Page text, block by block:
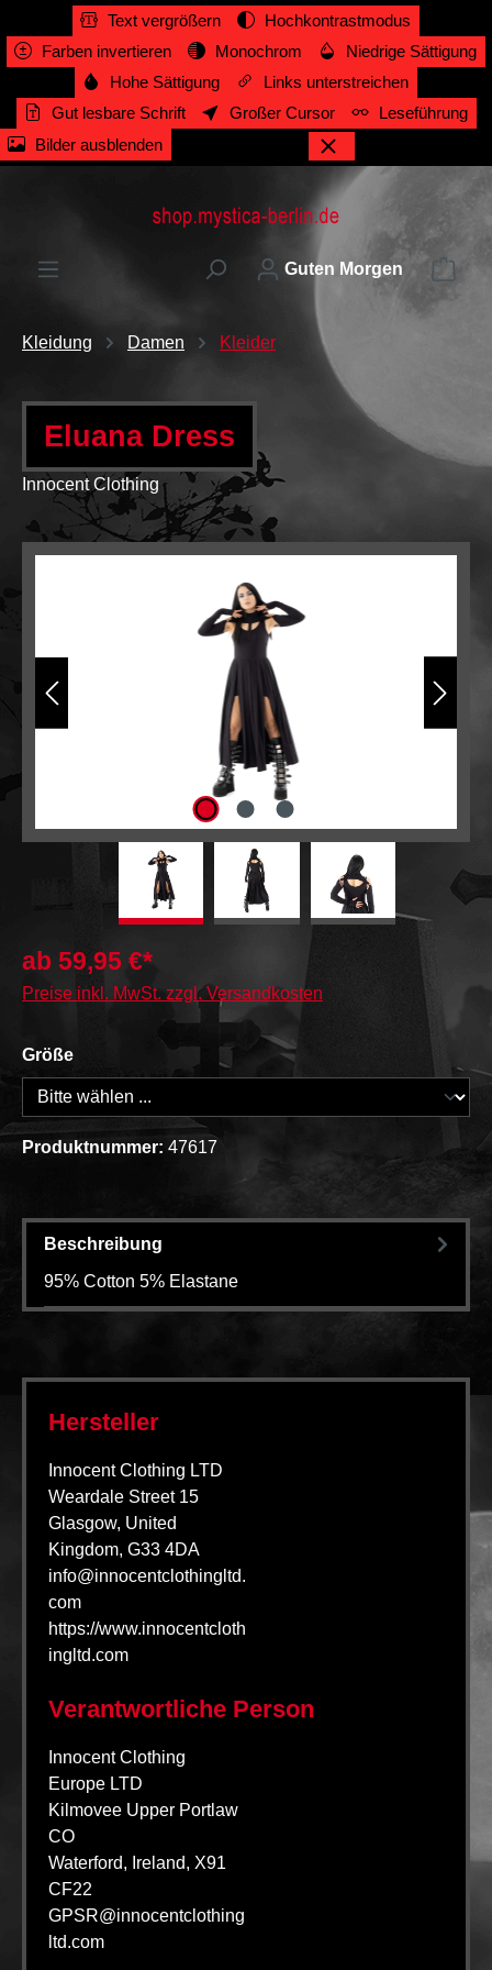
springen Text vergrößern
Hochkontrastmodus
Farben invertieren
Monochrom
Niedrige Sättigung
Hohe Sättigung
Links unterstreichen
Gut lesbare Schrift
Großer Cursor
Leseführung
Bilder ausblenden
Guten Morgen
Kleidung Damen Kleider
Eluana Dress
Innocent Clothing
Bildergalerie überspringen
ab 59,95 €*
Preise inkl. MwSt. zzgl. Versandkosten
Größe
Produktnummer: 47617
Beschreibung
95% Cotton 5% Elastane
Hersteller
Innocent Clothing LTD
Weardale Street 15
Glasgow, United
Kingdom, G33 4DA
info@innocentclothingltd.
com
https://www.innocentcloth
ingltd.com
Verantwortliche Person
Innocent Clothing
Europe LTD
Kilmovee Upper Portlaw
CO
Waterford, Ireland, X91
CF22
GPSR@innocentclothing
ltd.com